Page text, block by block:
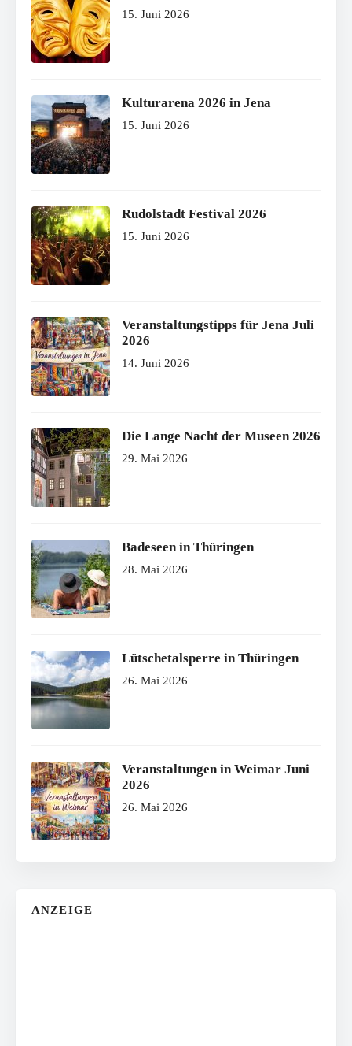
15. Juni 2026
Kulturarena 2026 in Jena
15. Juni 2026
Rudolstadt Festival 2026
15. Juni 2026
Veranstaltungstipps für Jena Juli
2026
14. Juni 2026
Die Lange Nacht der Museen 2026
29. Mai 2026
Badeseen in Thüringen
28. Mai 2026
Lütschetalsperre in Thüringen
26. Mai 2026
Veranstaltungen in Weimar Juni
2026
26. Mai 2026
ANZEIGE